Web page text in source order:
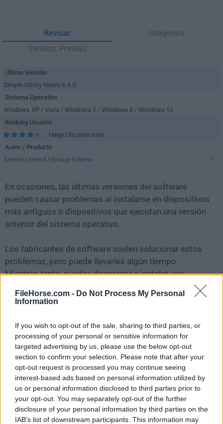
FileHorse.com - Do Not Process My Personal
Information
If you wish to opt-out of the sale, sharing to third parties, or
processing of your personal or sensitive information for
targeted advertising by us, please use the below opt-out
section to confirm your selection. Please note that after your
opt-out request is processed you may continue seeing
interest-based ads based on personal information utilized by
us or personal information disclosed to third parties prior to
your opt-out. You may separately opt-out of the further
disclosure of your personal information by third parties on the
IAB’s list of downstream participants. This information may
Revisar
Imágenes
Version. Previas
Última Versión
Simple Sticky Notes 6.9.0
Sistema Operativo
Windows XP / Vista / Windows 7 / Windows 8 / Windows 10
Ránking Usuario
Haga clic para votar
Autor / Producto
Simnet Limited / Enlace Externo
En ocasiones, las últimas versiones del software
pueden causar problemas al instalarse en dispositivos
más antiguos o dispositivos que ejecutan una versión
anterior del sistema operativo.
Los fabricantes de software suelen solucionar estos
problemas, pero puede llevarles algún tiempo.
Mientras tanto, puedes descargar e instalar una
reciente de Simple Sticky Noteso leer nuestra reseña,
simplemente hazclic aquí .
Todas las versiones antiguas distribuidas en nuestro
sitio web son completamente libres de virus y están
disponibles para su descarga sin costo alguno.
Nos encantaría saber de ti